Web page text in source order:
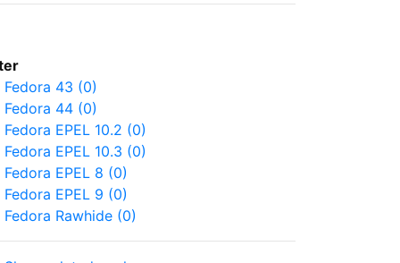
Fedora 43 (0)
Fedora 44 (0)
Fedora EPEL 10.2 (0)
Fedora EPEL 10.3 (0)
Fedora EPEL 8 (0)
Fedora EPEL 9 (0)
Fedora Rawhide (0)